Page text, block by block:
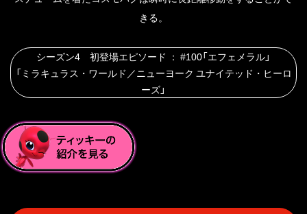
きる。
シーズン4 初登場エピソード ： #100「エフェメラル」
「ミラキュラス・ワールド／ニューヨーク ユナイテッド・ヒーロ
ーズ」